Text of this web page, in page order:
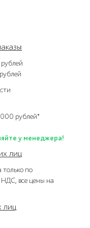
рублей*
у менеджера!
лиц
по
все цены на
лиц